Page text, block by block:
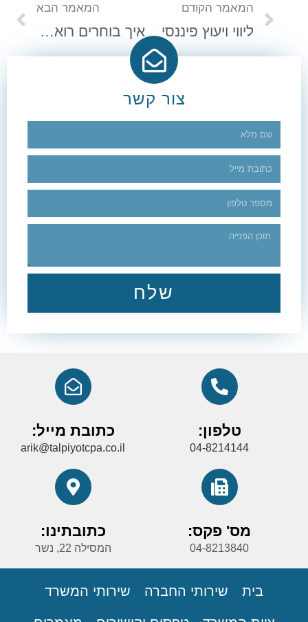
המאמר הקודם
ליווי ויעוץ פיננסי
המאמר הבא
איך בוחרים רואה חשבון?
צור קשר
שלח
טלפון:
04-8214144
כתובת מייל:
arik@talpiyotcpa.co.il
מס' פקס:
04-8213840
כתובתינו:
המסילה 22, נשר
בית שירותי החברה שירותי המשרד